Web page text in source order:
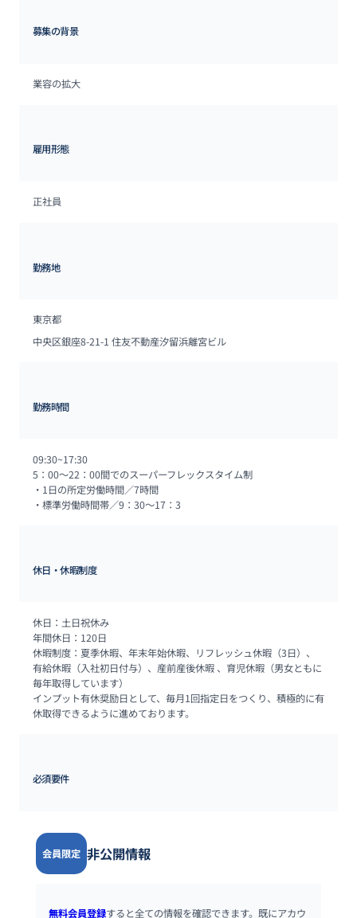
募集の背景
業容の拡大
雇用形態
正社員
勤務地
東京都
中央区銀座8-21-1 住友不動産汐留浜離宮ビル
勤務時間
09:30~17:30
5：00～22：00間でのスーパーフレックスタイム制
・1日の所定労働時間／7時間
・標準労働時間帯／9：30～17：3
休日・休暇制度
休日：土日祝休み
年間休日：120日
休暇制度：夏季休暇、年末年始休暇、リフレッシュ休暇（3日）、
有給休暇（入社初日付与）、産前産後休暇 、育児休暇（男女ともに
毎年取得しています）
インプット有休奨励日として、毎月1回指定日をつくり、積極的に有
休取得できるように進めております。
必須要件
会員限定 非公開情報
無料会員登録すると全ての情報を確認できます。既にアカウ